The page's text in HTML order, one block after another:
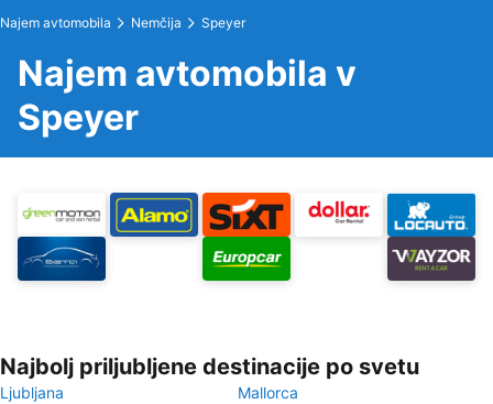
Najem avtomobila Nemčija Speyer
Najem avtomobila v
Speyer
Najbolj priljubljene destinacije po svetu
Ljubljana
Mallorca